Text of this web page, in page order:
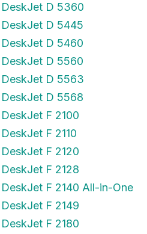
D 5360
D 5445
D 5460
D 5560
D 5563
D 5568
F 2100
F 2110
F 2120
F 2128
F 2140 All-in-One
F 2149
F 2180